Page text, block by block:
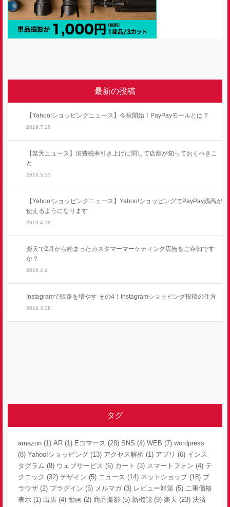
最新の投稿
【Yahoo!ショッピングニュース】今秋開始！PayPayモールとは？
2019.7.18
【楽天ニュース】消費税率引き上げに関して店舗が知っておくべきこ
と
2019.5.13
【Yahoo!ショッピングニュース】Yahoo!ショッピングでPayPay残高が
使えるようになります
2019.4.18
楽天で2月から始まったカスタマーマーケティング広告をご存知です
か？
2019.4.4
Instagramで販路を増やす その4！Instagramショッピング投稿の仕方
2019.3.28
タグ
amazon (1) AR (1) Eコマース (28) SNS (4) WEB (7) wordpress
(8) Yahoo!ショッピング (13) アクセス解析 (1) アプリ (6) インス
タグラム (8) ウェブサービス (6) カート (3) スマートフォン (4) テ
クニック (32) デザイン (5) ニュース (14) ネットショップ(18) ブ
ラウザ (2) プラグイン (5) メルマガ (3) レビュー対策 (5) 二重価格
表示 (1) 出店 (4) 動画 (2) 商品撮影 (5) 新機能 (9) 楽天 (23) 決済